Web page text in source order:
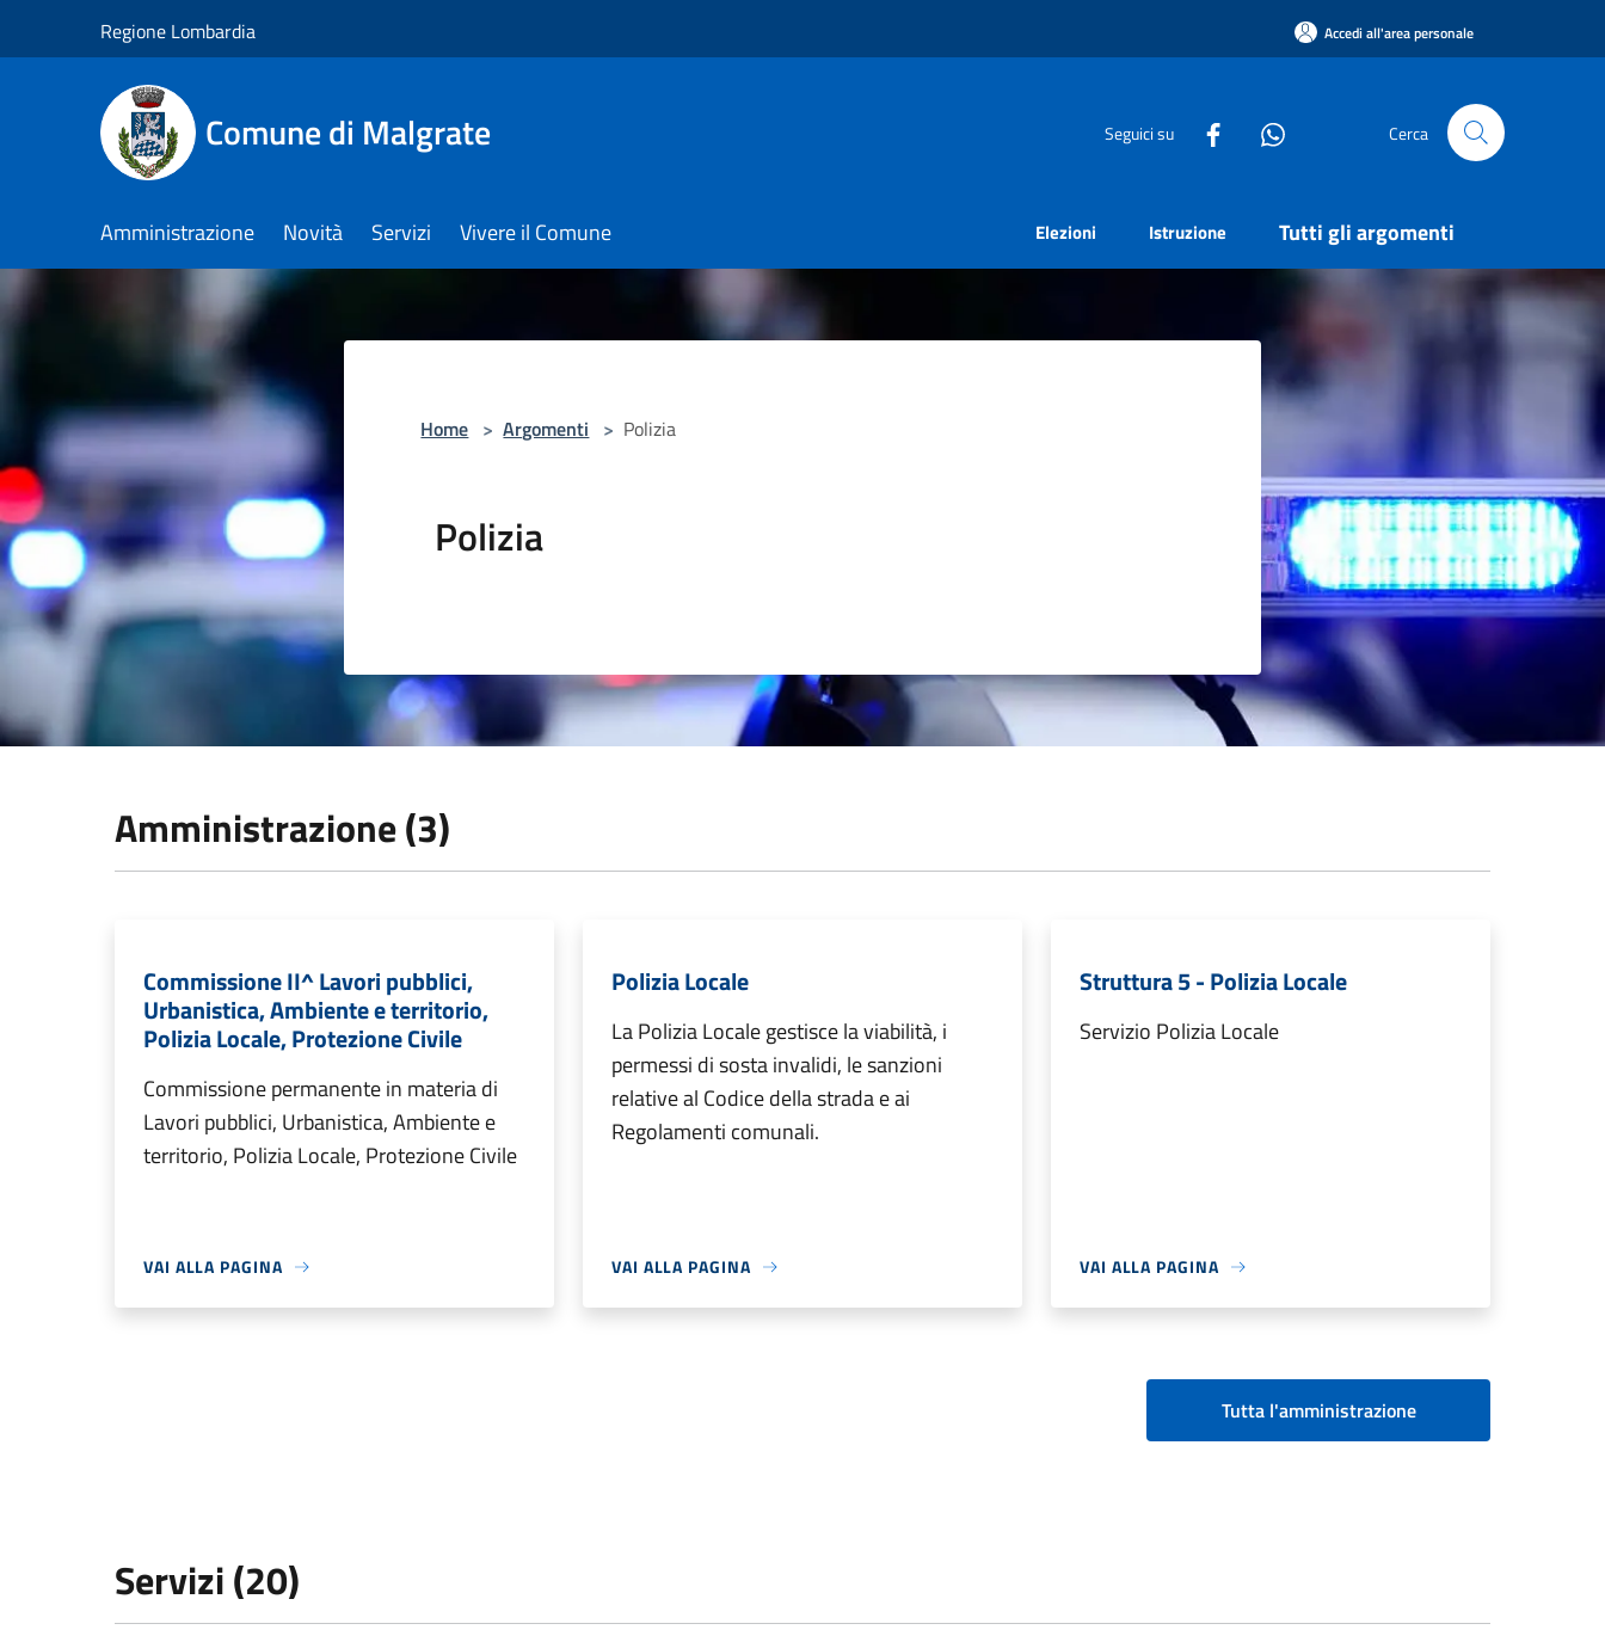
Regione Lombardia Accedi all'area personale
Comune di Malgrate Seguici su Cerca
Amministrazione Novità Servizi Vivere il Comune Elezioni Istruzione Tutti gli argomenti
Home > Argomenti > Polizia
Polizia
Amministrazione (3)
Commissione II^ Lavori pubblici,
Urbanistica, Ambiente e territorio,
Polizia Locale, Protezione Civile
Commissione permanente in materia di
Lavori pubblici, Urbanistica, Ambiente e
territorio, Polizia Locale, Protezione Civile
VAI ALLA PAGINA
Polizia Locale
La Polizia Locale gestisce la viabilità, i
permessi di sosta invalidi, le sanzioni
relative al Codice della strada e ai
Regolamenti comunali.
VAI ALLA PAGINA
Struttura 5 - Polizia Locale
Servizio Polizia Locale
VAI ALLA PAGINA
Tutta l'amministrazione
Servizi (20)